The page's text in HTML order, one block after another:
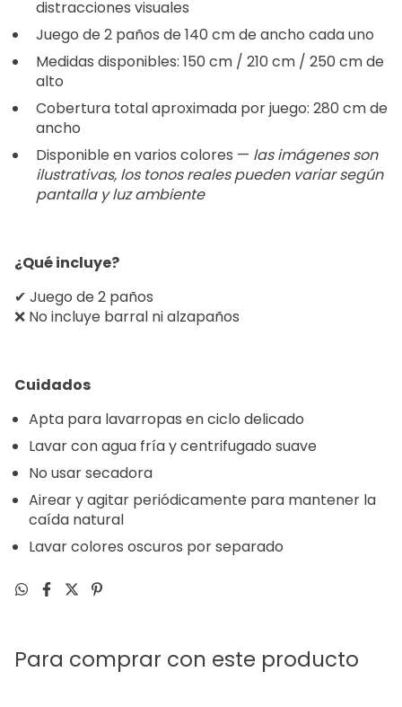
distracciones visuales
Juego de 2 paños de 140 cm de ancho cada uno
Medidas disponibles: 150 cm / 210 cm / 250 cm de
alto
Cobertura total aproximada por juego: 280 cm de
ancho
Disponible en varios colores — las imágenes son
ilustrativas, los tonos reales pueden variar según
pantalla y luz ambiente
¿Qué incluye?
✔ Juego de 2 paños
❌ No incluye barral ni alzapaños
Cuidados
Apta para lavarropas en ciclo delicado
Lavar con agua fría y centrifugado suave
No usar secadora
Airear y agitar periódicamente para mantener la
caída natural
Lavar colores oscuros por separado
Para comprar con este producto